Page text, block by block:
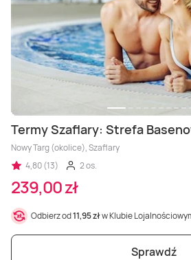
Termy Szaflary: Strefa
Nowy Targ (okolice), Szaflary
4,80 (13)
2 os.
239,00 zł
Odbierz od11,95 złw Klubie
Sprawdź